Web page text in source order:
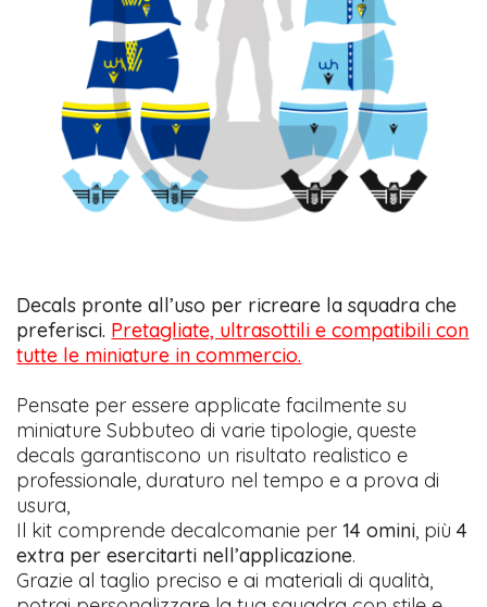
Decals pronte all’uso per ricreare la squadra che
preferisci. Pretagliate, ultrasottili e compatibili con
tutte le miniature in commercio.
Pensate per essere applicate facilmente su
miniature Subbuteo di varie tipologie, queste
decals garantiscono un risultato realistico e
professionale, duraturo nel tempo e a prova di
usura,
Il kit comprende decalcomanie per14 omini, più4
extra per esercitarti nell’applicazione.
Grazie al taglio preciso e ai materiali di qualità,